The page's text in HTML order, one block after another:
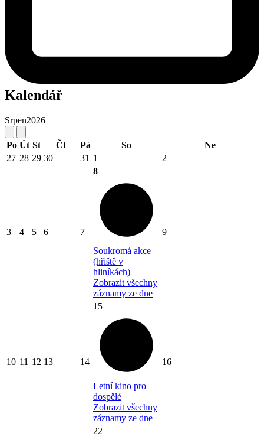
Kalendář
Srpen2026
Po Út St Čt Pá So
Ne
27 28 29 30 31 1 2
3 4 5 6 7
8
Soukromá akce
(hřiště v
hliníkách)
Zobrazit všechny
záznamy ze dne
9
10 11 12 13 14
15
Letní kino pro
dospělé
Zobrazit všechny
záznamy ze dne
16
22